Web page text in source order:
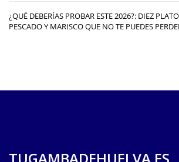
¿QUÉ DEBERÍAS PROBAR ESTE 2026?: DIEZ
PESCADO Y MARISCO QUE NO TE PUEDES
TUGAMBADEHUELVA.ES